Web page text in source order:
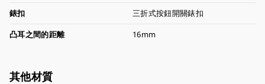
錶扣
三折式按鈕開關錶扣
凸耳之間的距離
16mm
其他材質